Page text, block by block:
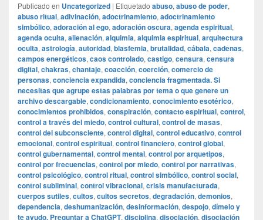
Publicado en Uncategorized | Etiquetado abuso, abuso de poder,
abuso ritual, adivinación, adoctrinamiento, adoctrinamiento
simbólico, adoración al ego, adoración oscura, agenda espiritual,
agenda oculta, alienación, alquimia, alquimia espiritual, arquitectura
oculta, astrología, autoridad, blasfemia, brutalidad, cábala, cadenas,
campos energéticos, caos controlado, castigo, censura, censura
digital, chakras, chantaje, coacción, coerción, comercio de
personas, conciencia expandida, conciencia fragmentada. Si
necesitas que agrupe estas palabras por tema o que genere un
archivo descargable, condicionamiento, conocimiento esotérico,
conocimientos prohibidos, conspiración, contacto espiritual, control,
control a través del miedo, control cultural, control de masas,
control del subconsciente, control digital, control educativo, control
emocional, control espiritual, control financiero, control global,
control gubernamental, control mental, control por arquetipos,
control por frecuencias, control por miedo, control por narrativas,
control psicológico, control ritual, control simbólico, control social,
control subliminal, control vibracional, crisis manufacturada,
cuerpos sutiles, cultos, cultos secretos, degradación, demonios,
dependencia, deshumanización, desinformación, despojo, dímelo y
te ayudo. Preguntar a ChatGPT, disciplina, disociación, disociación